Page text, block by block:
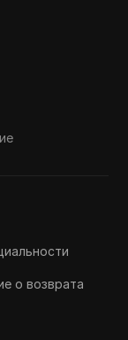
о возврата